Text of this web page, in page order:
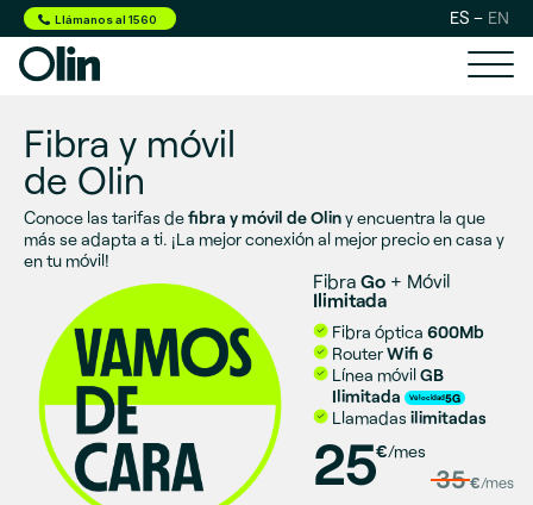
Llámanos al 1560 ES EN
Fibra y móvil
de Olin
Conoce las tarifas defibra y móvil de Oliny encuentra la que
más se adapta a ti. ¡La mejor conexión al mejor precio en casa y
en tu móvil!
FibraGo + Móvil
Ilimitada
Fibra óptica600Mb
RouterWifi 6
Línea móvilGB
Ilimitada
Velocidad
Llamadasilimitadas
25€/mes
35 €/mes